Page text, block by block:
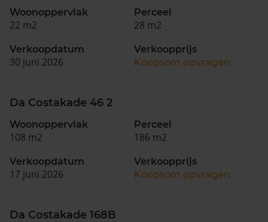
Woonoppervlak
22 m2
Perceel
28 m2
Verkoopdatum
30 juni 2026
Verkoopprijs
Koopsom opvragen
Da Costakade 46 2
Woonoppervlak
108 m2
Perceel
186 m2
Verkoopdatum
17 juni 2026
Verkoopprijs
Koopsom opvragen
Da Costakade 168B